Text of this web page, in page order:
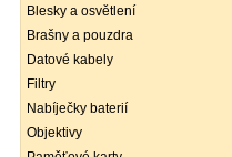
Blesky a osvětlení
Brašny a pouzdra
Datové kabely
Filtry
Nabíječky baterií
Objektivy